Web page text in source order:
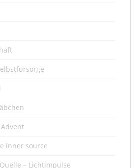
inner source
– Lichtimpulse